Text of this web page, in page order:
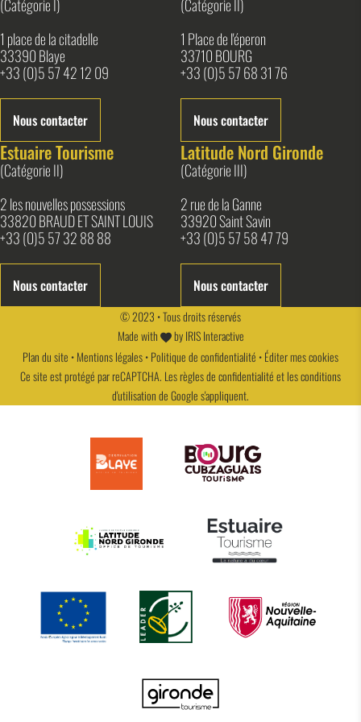
(Catégorie I)
1 place de la citadelle
33390 Blaye
+33 (0)5 57 42 12 09
Nous contacter
(Catégorie II)
1 Place de l'éperon
33710 BOURG
+33 (0)5 57 68 31 76
Nous contacter
Estuaire Tourisme
(Catégorie II)
2 les nouvelles possessions
33820 BRAUD ET SAINT LOUIS
+33 (0)5 57 32 88 88
Nous contacter
Latitude Nord Gironde
(Catégorie III)
2 rue de la Ganne
33920 Saint Savin
+33 (0)5 57 58 47 79
Nous contacter
© 2023 • Tous droits réservés
Made with
byIRIS Interactive
Plan du site •Mentions légales•Politique de confidentialité •Éditer mes cookies
Ce site est protégé par reCAPTCHA. Lesrègles de confidentialitéet lesconditions
d'utilisationde Google s'appliquent.